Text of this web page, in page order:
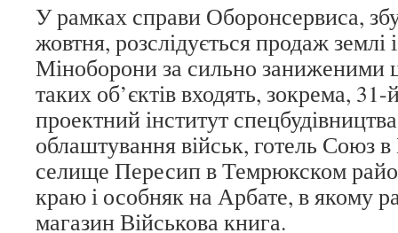
У рамках справи Оборонсервиса,
жовтня, розслідується продаж землі
Міноборони за сильно заниженими
таких об’єктів входять, зокрема,
проектний інститут
облаштування військ, готель Союз
селище Пересип в Темрюкском
краю і особняк на Арбате, в якому
магазин Військова книга.